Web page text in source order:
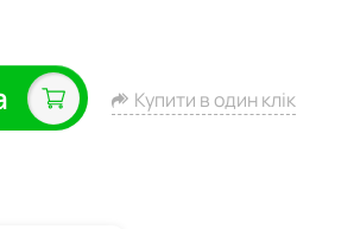
Купити в один клік